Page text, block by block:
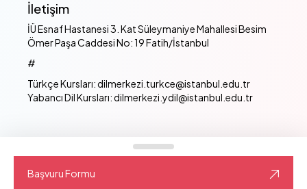
Başvuru Formu
İletişim
İÜ Esnaf Hastanesi 3. Kat Süleymaniye Mahallesi Besim
Ömer Paşa Caddesi No: 19 Fatih/İstanbul
#
Türkçe Kursları: dilmerkezi.turkce@istanbul.edu.tr
Yabancı Dil Kursları: dilmerkezi.ydil@istanbul.edu.tr
İstanbul Üniversitesi Dil Merkezi - © 2024 Tüm
hakları saklıdır.